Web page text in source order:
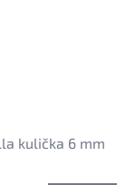
kulička 6 mm